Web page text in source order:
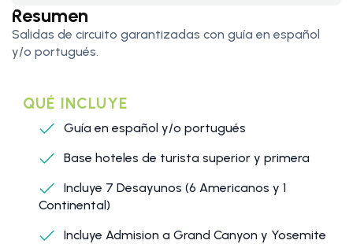
Resumen
Salidas de circuito garantizadas con guía en español
y/o portugués.
QUÉ INCLUYE
Guía en español y/o portugués
Base hoteles de turista superior y primera
Incluye 7 Desayunos (6 Americanos y 1
Continental)
Incluye Admision a Grand Canyon y Yosemite